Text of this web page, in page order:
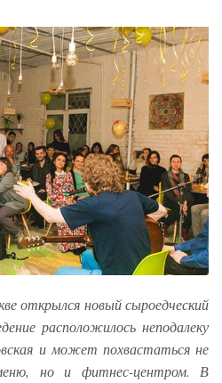
открылся новый сыроедческий
расположилось неподалеку
и может похвастаться не
но и фитнес-центром. В